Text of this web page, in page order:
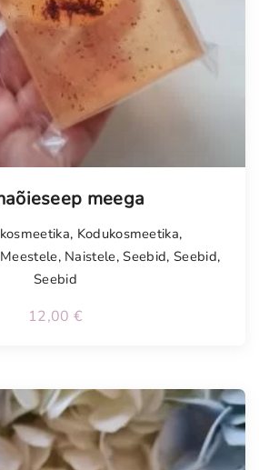
meega
, Kodukosmeetika,
Meestele, Naistele,Seebid, Seebid,
Seebid
12,00 €